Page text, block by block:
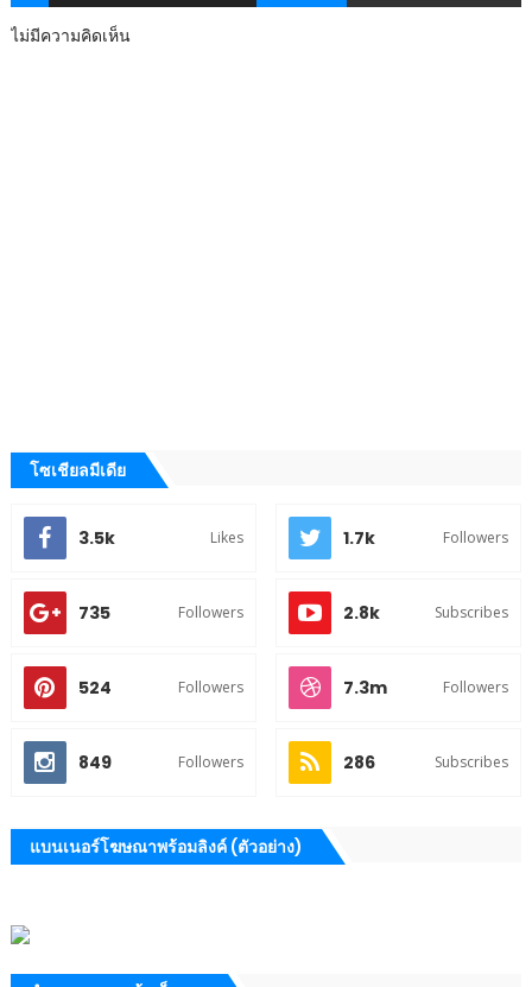
ไม่มีความคิดเห็น
โซเชียลมีเดีย
3.5k Likes 1.7k Followers
735 Followers 2.8k Subscribes
524 Followers 7.3m Followers
849 Followers 286 Subscribes
แบนเนอร์โฆษณาพร้อมลิงค์ (ตัวอย่าง)